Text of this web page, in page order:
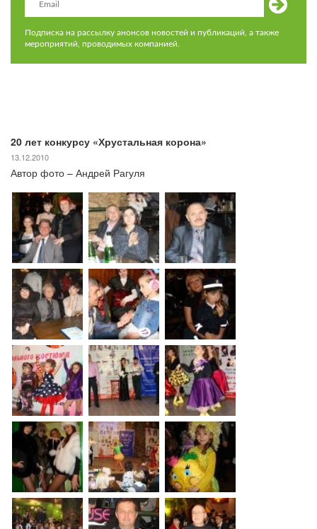
Подписка на рассылку анонсов новостей и публикаций, а также
мероприятий, проводимых компанией.
20 лет конкурсу «Хрустальная корона»
13.12.2010
Автор фото – Андрей Рагуля